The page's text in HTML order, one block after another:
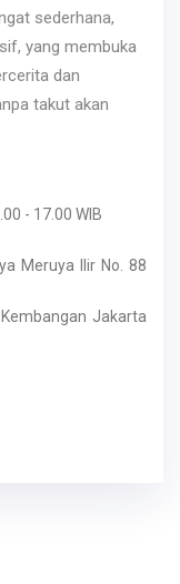
sederhana,
yang membuka
dan
takut akan
- 17.00 WIB
Meruya Ilir No. 88
Kembangan Jakarta